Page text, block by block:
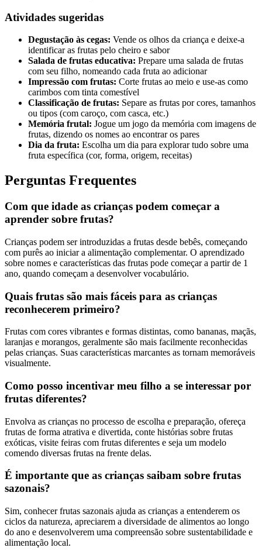
Atividades sugeridas
Degustação às cegas: Vende os olhos da criança e deixe-a
identificar as frutas pelo cheiro e sabor
Salada de frutas educativa: Prepare uma salada de frutas
com seu filho, nomeando cada fruta ao adicionar
Impressão com frutas: Corte frutas ao meio e use-as como
carimbos com tinta comestível
Classificação de frutas: Separe as frutas por cores, tamanhos
ou tipos (com caroço, com casca, etc.)
Memória frutal: Jogue um jogo da memória com imagens de
frutas, dizendo os nomes ao encontrar os pares
Dia da fruta: Escolha um dia para explorar tudo sobre uma
fruta específica (cor, forma, origem, receitas)
Perguntas Frequentes
Com que idade as crianças podem começar a
aprender sobre frutas?
Crianças podem ser introduzidas a frutas desde bebês, começando
com purês ao iniciar a alimentação complementar. O aprendizado
sobre nomes e características das frutas pode começar a partir de 1
ano, quando começam a desenvolver vocabulário.
Quais frutas são mais fáceis para as crianças
reconhecerem primeiro?
Frutas com cores vibrantes e formas distintas, como bananas, maçãs,
laranjas e morangos, geralmente são mais facilmente reconhecidas
pelas crianças. Suas características marcantes as tornam memoráveis
visualmente.
Como posso incentivar meu filho a se interessar por
frutas diferentes?
Envolva as crianças no processo de escolha e preparação, ofereça
frutas de forma atrativa e divertida, conte histórias sobre frutas
exóticas, visite feiras com frutas diferentes e seja um modelo
comendo diversas frutas na frente delas.
É importante que as crianças saibam sobre frutas
sazonais?
Sim, conhecer frutas sazonais ajuda as crianças a entenderem os
ciclos da natureza, apreciarem a diversidade de alimentos ao longo
do ano e desenvolverem uma compreensão sobre sustentabilidade e
alimentação local.